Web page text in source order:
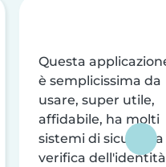
Questa
è semplicissima da
usare, super utile,
affidabile, ha molti
sistemi di sicurezza
verifica dell'identità